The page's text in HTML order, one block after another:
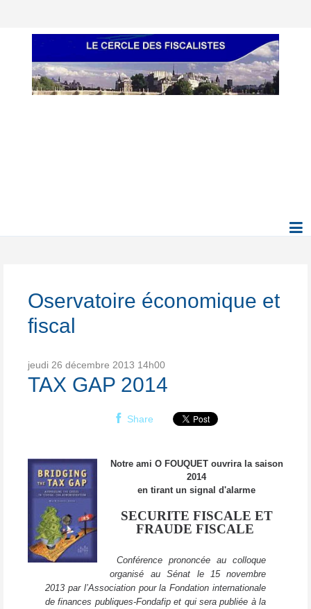
Oservatoire économique et
fiscal
jeudi 26 décembre 2013 14h00
TAX GAP 2014
Share
Notre ami O FOUQUET ouvrira la saison
2014
en tirant un signal d'alarme
SECURITE FISCALE ET
FRAUDE FISCALE
Conférence prononcée au colloque
organisé au Sénat le 15 novembre
2013 par l’Association pour la Fondation internationale
de finances publiques-Fondafip et qui sera publiée à la